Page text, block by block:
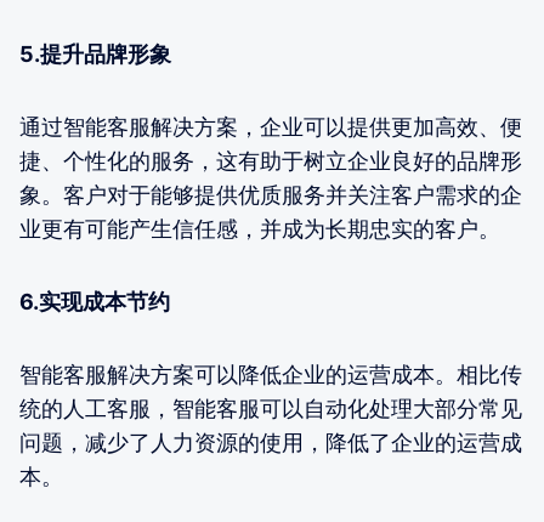
5.提升品牌形象
通过智能客服解决方案，企业可以提供更加高效、便
捷、个性化的服务，这有助于树立企业良好的品牌形
象。客户对于能够提供优质服务并关注客户需求的企
业更有可能产生信任感，并成为长期忠实的客户。
6.实现成本节约
智能客服解决方案可以降低企业的运营成本。相比传
统的人工客服，智能客服可以自动化处理大部分常见
问题，减少了人力资源的使用，降低了企业的运营成
本。